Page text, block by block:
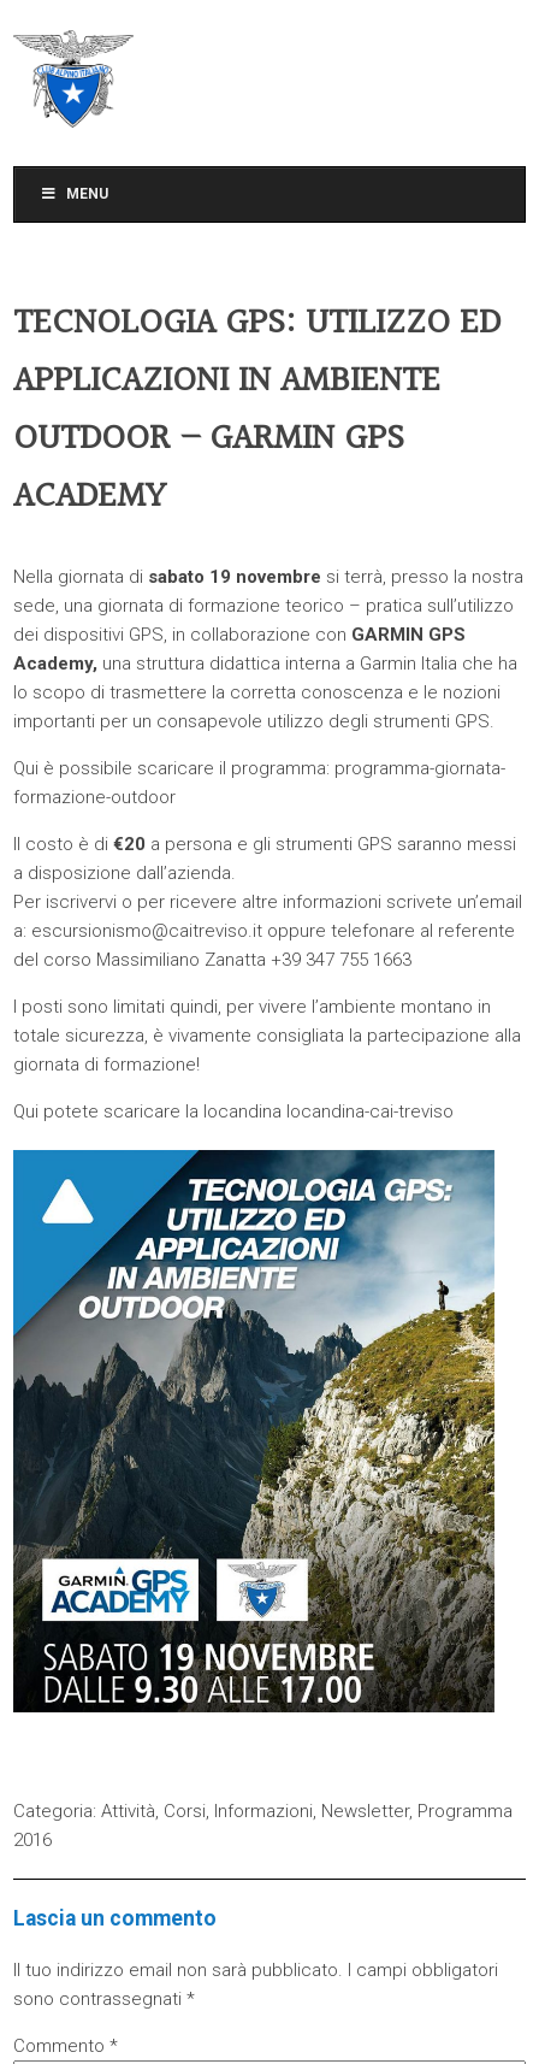
MENU
TECNOLOGIA GPS: UTILIZZO ED
APPLICAZIONI IN AMBIENTE
OUTDOOR – GARMIN GPS
ACADEMY
Nella giornata di sabato 19 novembre si terrà, presso la nostra
sede, una giornata di formazione teorico – pratica sull’utilizzo
dei dispositivi GPS, in collaborazione con GARMIN GPS
Academy, una struttura didattica interna a Garmin Italia che ha
lo scopo di trasmettere la corretta conoscenza e le nozioni
importanti per un consapevole utilizzo degli strumenti GPS.
Qui è possibile scaricare il programma: programma-giornata-
formazione-outdoor
Il costo è di €20 a persona e gli strumenti GPS saranno messi
a disposizione dall’azienda.
Per iscrivervi o per ricevere altre informazioni scrivete un’email
a: escursionismo@caitreviso.it oppure telefonare al referente
del corso Massimiliano Zanatta +39 347 755 1663
I posti sono limitati quindi, per vivere l’ambiente montano in
totale sicurezza, è vivamente consigliata la partecipazione alla
giornata di formazione!
Qui potete scaricare la locandina locandina-cai-treviso
Categoria:Attività, Corsi, Informazioni, Newsletter, Programma
2016
Lascia un commento
Il tuo indirizzo email non sarà pubblicato. I campi obbligatori
sono contrassegnati*
Commento*